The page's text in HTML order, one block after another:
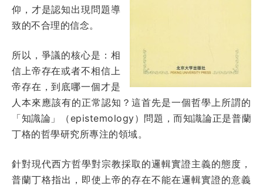
仰，才是認知出現問題導
致的不合理的信念。
所以，爭議的核心是：相
信上帝存在或者不相信上
帝存在，到底哪一個才是
人本來應該有的正常認知？這首先是一個哲學上所謂的
「知識論」（epistemology）問題，而知識論正是普蘭
丁格的哲學研究所專注的領域。
針對現代西方哲學對宗教採取的邏輯實證主義的態度，
普蘭丁格指出，即使上帝的存在不能在邏輯實證的意義